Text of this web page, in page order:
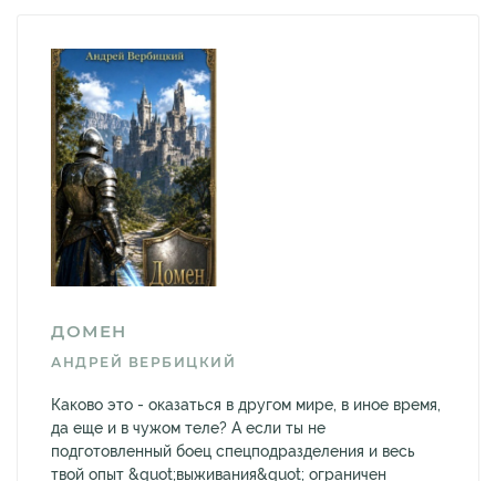
ДОМЕН
АНДРЕЙ ВЕРБИЦКИЙ
Каково это - оказаться в другом мире, в иное время,
да еще и в чужом теле? А если ты не
подготовленный боец спецподразделения и весь
твой опыт &quot;выживания&quot; ограничен